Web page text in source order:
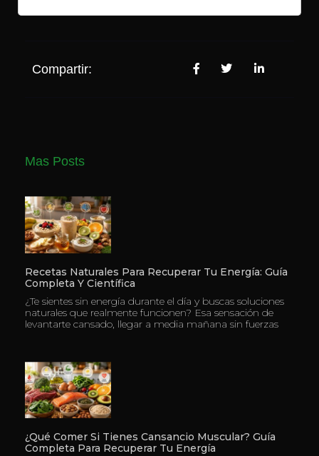
Compartir:
Mas Posts
Recetas Naturales Para Recuperar Tu Energía: Guía
Completa Y Científica
¿Te sientes sin energía durante el día y buscas soluciones
naturales que realmente funcionen? Esa sensación de
levantarte cansado, llegar a media mañana sin fuerzas
¿Qué Comer Si Tienes Cansancio Muscular? Guía
Completa Para Recuperar Tu Energía